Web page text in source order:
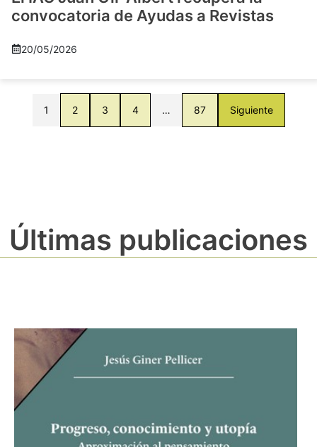
convocatoria de Ayudas a Revistas
20/05/2026
1 2 3 4 … 87 Siguiente
Últimas publicaciones